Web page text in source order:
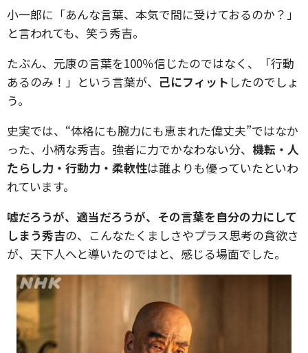
小一郎に「あんな言葉、本気で間に受けておるのか？」
と言われても、笑う秀吉。
たぶん、元康の言葉を100％信じたのではなく、「行動
あるのみ！」という言葉が、 己にフィット したのでしょ
う。
史実では、“体格にも腕力にも恵まれた偉丈夫”ではなか
った、小柄な秀吉。強者に力でかなわない分、 機転・人
たらし力・行動力・柔軟性は誰よりも優っていたといわ
れています。
嘘だろうが、適当だろうが、その言葉を自分の力にして
しまう秀吉の、こんなたくましさやプラス思考の貪欲さ
が、天下人へと導いたのではと、感じる場面でした。